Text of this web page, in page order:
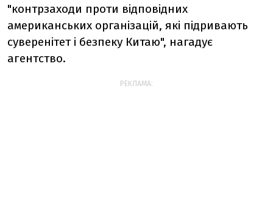
"контрзаходи проти відповідних
американських організацій, які підривають
суверенітет і безпеку Китаю", нагадує
агентство.
РЕКЛАМА: